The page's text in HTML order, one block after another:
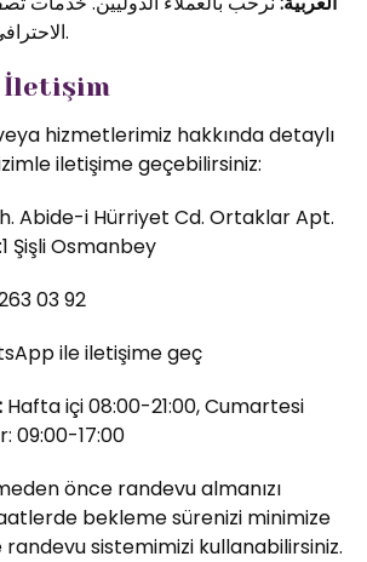
الاحترافي في قلب اسطنبول.
İletişim
hizmetlerimiz hakkında detaylı
iletişime geçebilirsiniz:
Abide-i Hürriyet Cd. Ortaklar Apt.
Şişli Osmanbey
03 92
ile iletişime geç
Hafta içi 08:00-21:00, Cumartesi
09:00-17:00
önce randevu almanızı
bekleme sürenizi minimize
sistemimizi kullanabilirsiniz.